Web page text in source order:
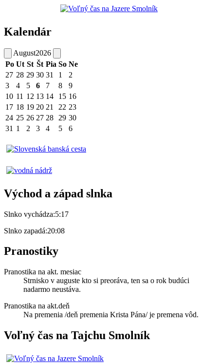
Kalendár
August2026
Po Ut St Št Pia So Ne
27 28 29 30 31 1
2
3
4 5 6 7 8
9
10 11 12 13 14 15 16
17 18 19 20 21 22 23
24 25 26 27 28 29 30
31 1 2 3 4 5 6
Východ a západ slnka
Slnko vychádza:5:17
Slnko zapadá:20:08
Pranostiky
Pranostika na akt. mesiac
Strnisko v auguste kto si preoráva, ten sa o rok budúci
nadarmo neustáva.
Pranostika na akt.deň
Na premenia /deň premenia Krista Pána/ je premena vôd.
Voľný čas na Tajchu Smolník